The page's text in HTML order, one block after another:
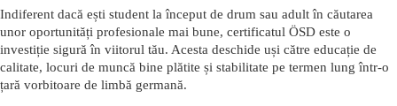
Indiferent dacă ești student la început de drum sau adult în căutarea
unor oportunități profesionale mai bune, certificatul ÖSD este o
investiție sigură în viitorul tău. Acesta deschide uși către educație de
calitate, locuri de muncă bine plătite și stabilitate pe termen lung într-o
țară vorbitoare de limbă germană.